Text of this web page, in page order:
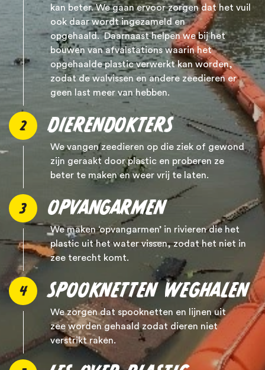
kan beter. We gaan ervoor zorgen dat het vuil
ook daar wordt ingezameld en
opgehaald.Daarnaast helpen we bij het
bouwen van afvalstations waarin het
opgehaalde plastic verwerkt kan worden,
zodat de walvissen en andere zeedieren er
geen last meer van hebben.
2 DIERENDOKTERS
We vangen zeedieren op die ziek of gewond
zijn geraakt door plastic en proberen ze
beter te maken en weer vrij te laten.
3 OPVANGARMEN
We maken ‘opvangarmen’ in rivieren die het
plastic uit het water vissen, zodat het niet in
zee terecht komt.
4 SPOOKNETTEN WEGHALEN
We zorgen dat spooknetten en lijnen uit
zee worden gehaald zodat dieren niet
verstrikt raken.